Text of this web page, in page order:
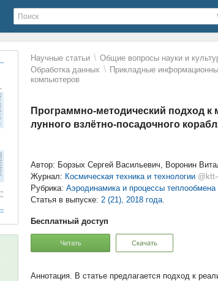
Научные статьи \ Общие вопросы науки и
Обработка данных \ Прикладные
компьютеров
Программно-методический подход
лунного взлётно-посадочного
Автор: Борзых Сергей Васильевич, Воронин
Журнал: Космическая техника и технологии
Рубрика: Аэродинамика и процессы теплообмена
Статья в выпуске: 2 (21), 2018 года.
Бесплатный доступ
Читать Скачать
В статье предлагается подход к